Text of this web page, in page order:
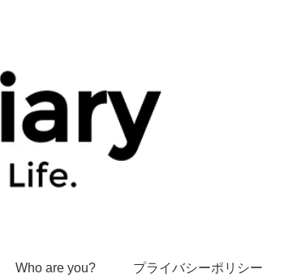
Who are you? プライバシーポリシー